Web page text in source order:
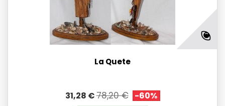
La Quete
31,28 €78,20 € -60%